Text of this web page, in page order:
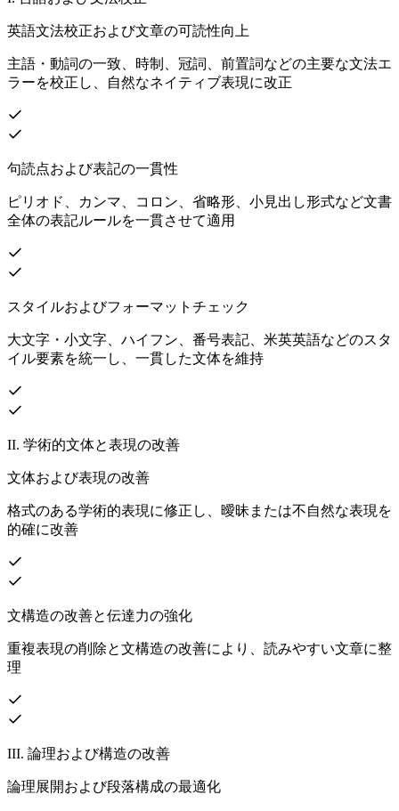
英語文法校正および文章の可読性向上
主語・動詞の一致、時制、冠詞、前置詞などの主要な文法エ
ラーを校正し、自然なネイティブ表現に改正
句読点および表記の一貫性
ピリオド、カンマ、コロン、省略形、小見出し形式など文書
全体の表記ルールを一貫させて適用
スタイルおよびフォーマットチェック
大文字・小文字、ハイフン、番号表記、米英英語などのスタ
イル要素を統一し、一貫した文体を維持
II. 学術的文体と表現の改善
文体および表現の改善
格式のある学術的表現に修正し、曖昧または不自然な表現を
的確に改善
文構造の改善と伝達力の強化
重複表現の削除と文構造の改善により、読みやすい文章に整
理
III. 論理および構造の改善
論理展開および段落構成の最適化